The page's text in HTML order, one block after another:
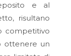
e al
risultano
competitivo
ottenere un